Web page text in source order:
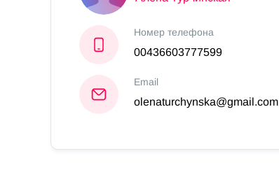
Номер телефона
00436603777599
Email
olenaturchynska@gmail.com